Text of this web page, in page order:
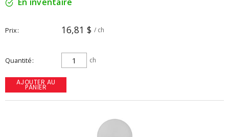
Prix 16,81 $ / ch
Quantité ch
AJOUTER AU
PANIER